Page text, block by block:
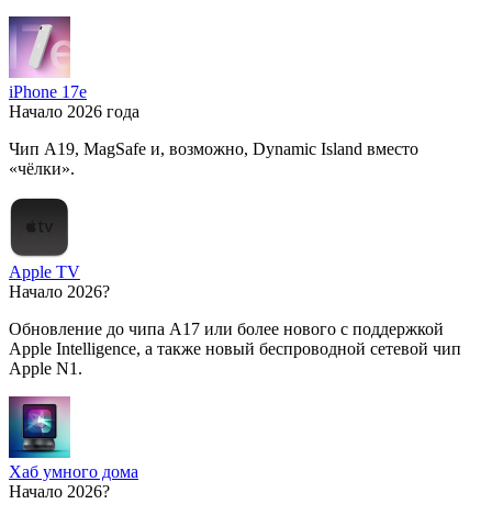
iPhone 17e
Начало 2026 года
Чип A19, MagSafe и, возможно, Dynamic Island вместо
«чёлки».
Apple TV
Начало 2026?
Обновление до чипа A17 или более нового с поддержкой
Apple Intelligence, а также новый беспроводной сетевой чип
Apple N1.
Хаб умного дома
Начало 2026?